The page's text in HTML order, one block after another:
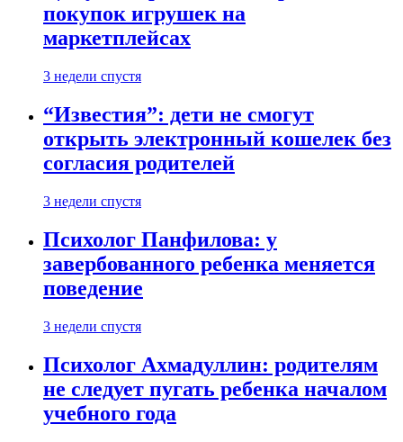
покупок игрушек на
маркетплейсах
3 недели спустя
“Известия”: дети не смогут
открыть электронный кошелек без
согласия родителей
3 недели спустя
Психолог Панфилова: у
завербованного ребенка меняется
поведение
3 недели спустя
Психолог Ахмадуллин: родителям
не следует пугать ребенка началом
учебного года